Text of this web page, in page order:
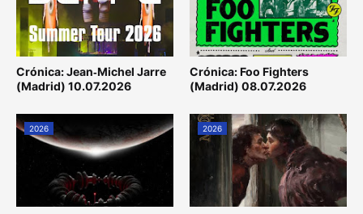
Crónica: Jean‐Michel Jarre
(Madrid) 10.07.2026
Crónica: Foo Fighters
(Madrid) 08.07.2026
2026 2026